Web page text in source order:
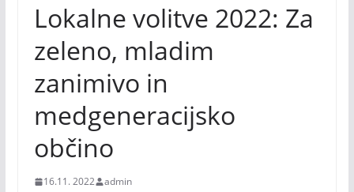
Lokalne volitve 2022: Za
zeleno, mladim
zanimivo in
medgeneracijsko
občino
16.11. 2022 admin